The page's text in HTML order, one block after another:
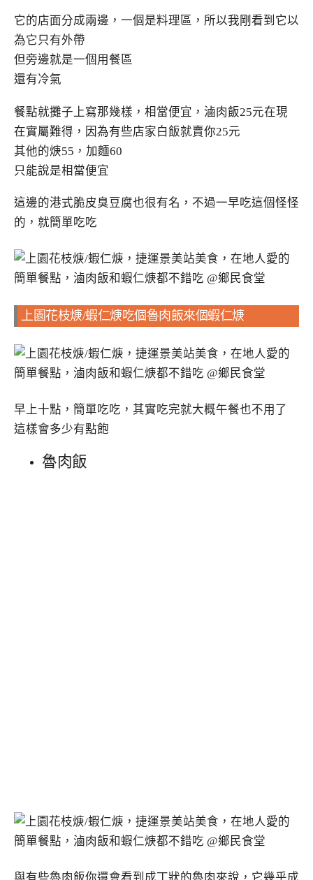
它的店面分成兩邊，一個是料理區，所以我剛看到它以
為它只有外帶
但旁邊就是一個用餐區
還有冷氣
餐點就攤子上寫那幾樣，相當便宜，滷肉飯25元在現
在實屬難得，因為有些店家白飯就賣你25元
其他的焿55，加麵60
只能說是相當便宜
這邊的港式脆皮臭豆腐也很有名，不過一早吃這個怪怪
的，就簡單吃吃
上園花枝焿/蝦仁焿吃個魯肉飯來個蝦仁焿
早上十點，簡單吃吃，其實吃完就大概午餐也不用了
這樣會多少有點飽
魯肉飯